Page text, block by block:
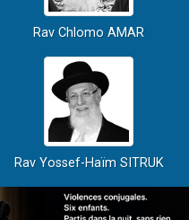
Rav Chlomo AMAR
Rav Yossef-Haïm SITRUK